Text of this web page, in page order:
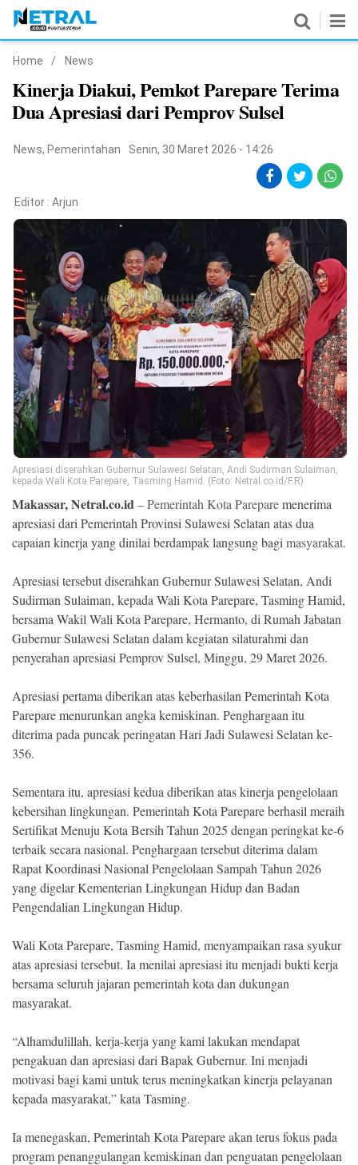
Nasional
Pemerintahan
Hukrim
Pendidikan
Peristiwa
Olahraga
Ekonomi
Memori
©
Copyright
2026
NETRAL
All
Home / News
Kinerja Diakui, Pemkot Parepare Terima
Dua Apresiasi dari Pemprov Sulsel
News, Pemerintahan Senin, 30 Maret 2026 - 14:26
Editor : Arjun
Apresiasi diserahkan Gubernur Sulawesi Selatan, Andi Sudirman Sulaiman,
kepada Wali Kota Parepare, Tasming Hamid. (Foto: Netral.co.id/F.R)
Makassar, Netral.co.id–Pemerintah Kota Pareparemenerima
apresiasi dari Pemerintah Provinsi Sulawesi Selatan atas dua
capaian kinerja yang dinilai berdampak langsung bagi masyarakat.
Apresiasi tersebut diserahkan Gubernur Sulawesi Selatan, Andi
Sudirman Sulaiman, kepada Wali Kota Parepare, Tasming Hamid,
bersama Wakil Wali Kota Parepare, Hermanto, di Rumah Jabatan
Gubernur Sulawesi Selatan dalam kegiatan silaturahmi dan
penyerahan apresiasi Pemprov Sulsel, Minggu, 29 Maret 2026.
Apresiasi pertama diberikan atas keberhasilan Pemerintah Kota
Parepare menurunkan angka kemiskinan. Penghargaan itu
diterima pada puncak peringatan Hari Jadi Sulawesi Selatan ke-
356.
Sementara itu, apresiasi kedua diberikan atas kinerja pengelolaan
kebersihan lingkungan. Pemerintah Kota Parepare berhasil meraih
Sertifikat Menuju Kota Bersih Tahun 2025 dengan peringkat ke-6
terbaik secara nasional. Penghargaan tersebut diterima dalam
Rapat Koordinasi Nasional Pengelolaan Sampah Tahun 2026
yang digelar Kementerian Lingkungan Hidup dan Badan
Pengendalian Lingkungan Hidup.
Wali Kota Parepare, Tasming Hamid, menyampaikan rasa syukur
atas apresiasi tersebut. Ia menilai apresiasi itu menjadi bukti kerja
bersama seluruh jajaran pemerintah kota dan dukungan
masyarakat.
“Alhamdulillah, kerja-kerja yang kami lakukan mendapat
pengakuan dan apresiasi dari Bapak Gubernur. Ini menjadi
motivasi bagi kami untuk terus meningkatkan kinerja pelayanan
kepada masyarakat,” kata Tasming.
Ia menegaskan, Pemerintah Kota Parepare akan terus fokus pada
program penanggulangan kemiskinan dan penguatan pengelolaan